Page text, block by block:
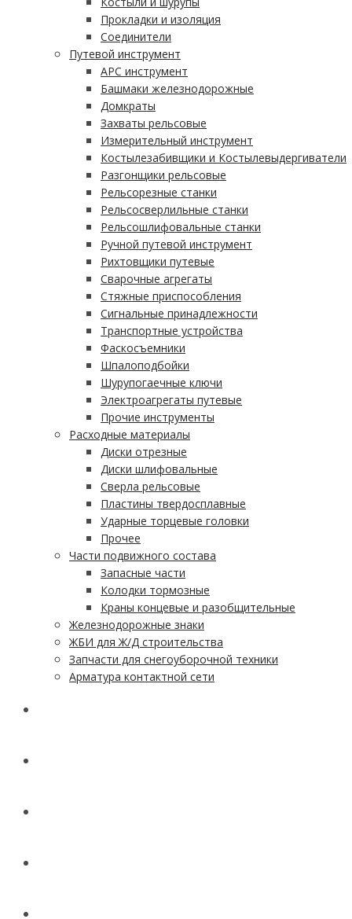
Прокладки и изоляция
Соединители
Путевой инструмент
АРС инструмент
Башмаки железнодорожные
Домкраты
Захваты рельсовые
Измерительный инструмент
Костылезабивщики и Костылевыдергиватели
Разгонщики рельсовые
Рельсорезные станки
Рельсосверлильные станки
Рельсошлифовальные станки
Ручной путевой инструмент
Рихтовщики путевые
Сварочные агрегаты
Стяжные приспособления
Сигнальные принадлежности
Транспортные устройства
Фаскосъемники
Шпалоподбойки
Шурупогаечные ключи
Электроагрегаты путевые
Прочие инструменты
Расходные материалы
Диски отрезные
Диски шлифовальные
Сверла рельсовые
Пластины твердосплавные
Ударные торцевые головки
Прочее
Части подвижного состава
Запасные части
Колодки тормозные
Краны концевые и разобщительные
Железнодорожные знаки
ЖБИ для Ж/Д строительства
Запчасти для снегоуборочной техники
Арматура контактной сети